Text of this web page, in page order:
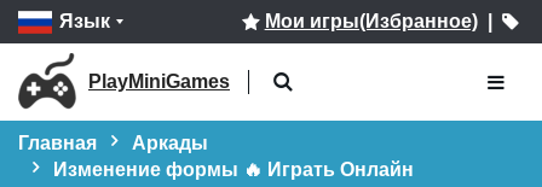
Язык Мои игры(Избранное)|
PlayMiniGames
Главная
Аркады
Изменение формы 🔥 Играть Онлайн